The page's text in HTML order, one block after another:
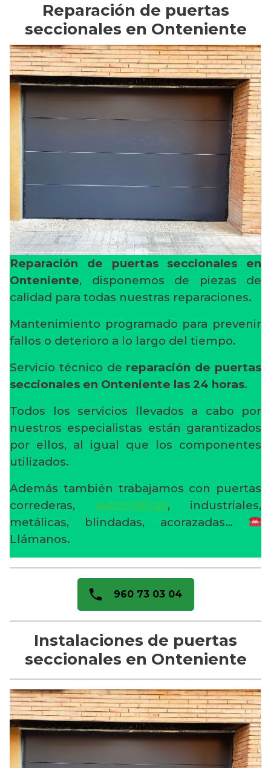
Reparación de puertas
seccionales en Onteniente
Reparación de puertas seccionales en
Onteniente, disponemos de piezas de
calidad para todas nuestras reparaciones.
Mantenimiento programado para prevenir
fallos o deterioro a lo largo del tiempo.
Servicio técnico de reparación de puertas
seccionales en Onteniente las 24 horas.
Todos los servicios llevados a cabo por
nuestros especialistas están garantizados
por ellos, al igual que los componentes
utilizados.
Además también trabajamos con puertas
correderas, automáticas, industriales,
metálicas, blindadas, acorazadas…
Llámanos.
960 73 03 04
Instalaciones de puertas
seccionales en Onteniente